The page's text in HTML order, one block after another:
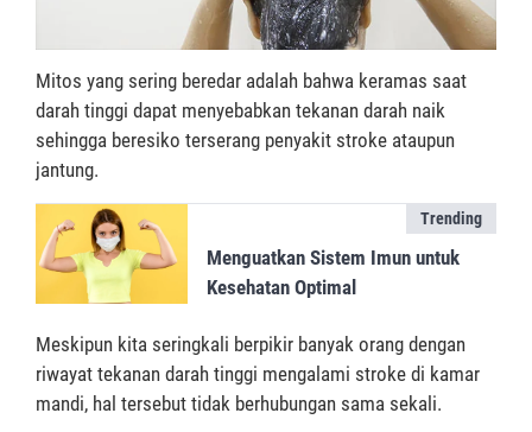
Mitos yang sering beredar adalah bahwa keramas saat
darah tinggi dapat menyebabkan tekanan darah naik
sehingga beresiko terserang penyakit stroke ataupun
jantung.
Trending
Menguatkan Sistem Imun untuk
Kesehatan Optimal
Meskipun kita seringkali berpikir banyak orang dengan
riwayat tekanan darah tinggi mengalami stroke di kamar
mandi, hal tersebut tidak berhubungan sama sekali.